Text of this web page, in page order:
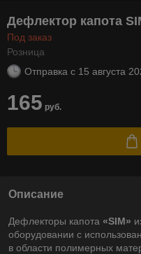
Дефлектор капота
Под заказ
Розница
Отправка с 15 августа
165 руб.
Описание
Дефлекторы капота «SIM»
оборудовании с
в области полимерных